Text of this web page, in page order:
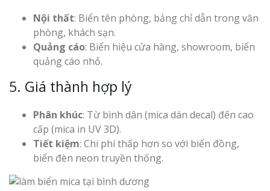
Nội thất: Biển tên phòng, bảng chỉ dẫn trong văn
phòng, khách sạn.
Quảng cáo: Biển hiệu cửa hàng, showroom, biển
quảng cáo nhỏ.
5. Giá thành hợp lý
Phân khúc: Từ bình dân (mica dán decal) đến cao
cấp (mica in UV 3D).
Tiết kiệm: Chi phí thấp hơn so với biển đồng,
biển đèn neon truyền thống.